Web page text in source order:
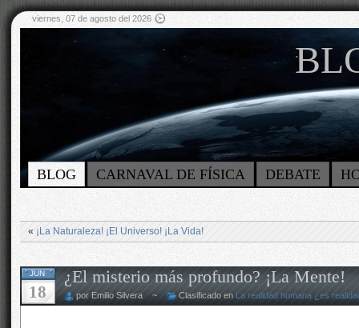
viernes, 07 de agosto del 2026
BLOG CARNAVAL DE FÍSICA DEBATE
« ¡La Naturaleza! ¡El Universo! ¡La Vida!
JUN
18
¿El misterio más profundo? ¡La Mente!
por Emilio Silvera ~ Clasificado en La realidad humana ¿es